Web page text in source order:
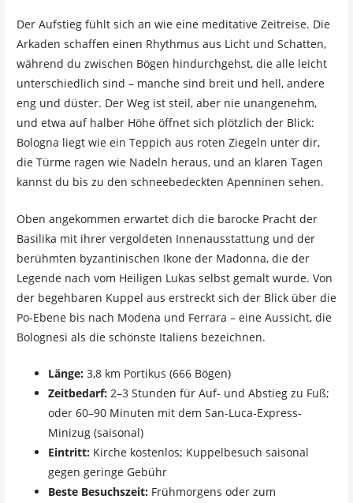
Der Aufstieg fühlt sich an wie eine meditative Zeitreise. Die
Arkaden schaffen einen Rhythmus aus Licht und Schatten,
während du zwischen Bögen hindurchgehst, die alle leicht
unterschiedlich sind – manche sind breit und hell, andere
eng und düster. Der Weg ist steil, aber nie unangenehm,
und etwa auf halber Höhe öffnet sich plötzlich der Blick:
Bologna liegt wie ein Teppich aus roten Ziegeln unter dir,
die Türme ragen wie Nadeln heraus, und an klaren Tagen
kannst du bis zu den schneebedeckten Apenninen sehen.
Oben angekommen erwartet dich die barocke Pracht der
Basilika mit ihrer vergoldeten Innenausstattung und der
berühmten byzantinischen Ikone der Madonna, die der
Legende nach vom Heiligen Lukas selbst gemalt wurde. Von
der begehbaren Kuppel aus erstreckt sich der Blick über die
Po-Ebene bis nach Modena und Ferrara – eine Aussicht, die
Bolognesi als die schönste Italiens bezeichnen.
Länge:3,8 km Portikus (666 Bögen)
Zeitbedarf:2–3 Stunden für Auf- und Abstieg zu Fuß;
oder 60–90 Minuten mit dem San-Luca-Express-
Minizug (saisonal)
Eintritt:Kirche kostenlos; Kuppelbesuch saisonal
gegen geringe Gebühr
Beste Besuchszeit:Frühmorgens oder zum